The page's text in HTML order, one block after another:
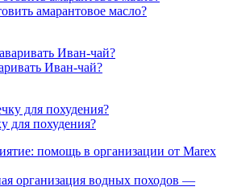
амарантовое масло?
Иван-чай?
для похудения?
помощь в организации от Marex